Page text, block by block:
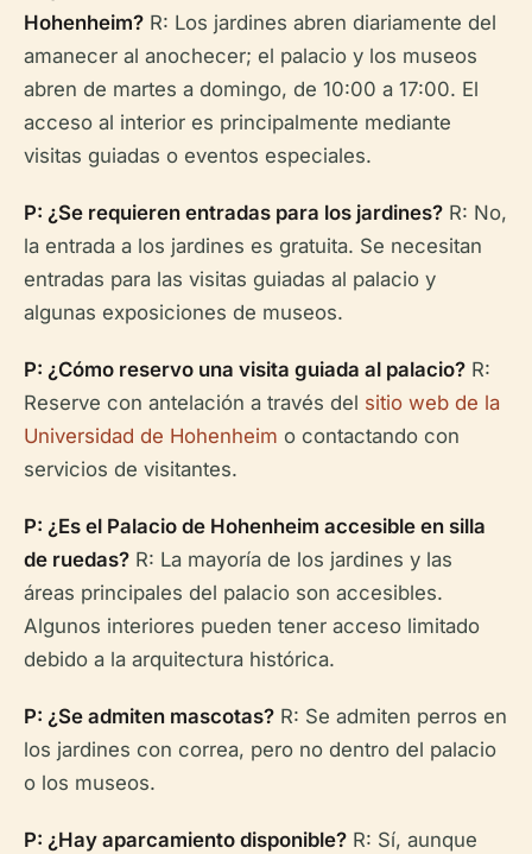
Hohenheim? R: Los jardines abren diariamente del
amanecer al anochecer; el palacio y los museos
abren de martes a domingo, de 10:00 a 17:00. El
acceso al interior es principalmente mediante
visitas guiadas o eventos especiales.
P: ¿Se requieren entradas para los jardines? R: No,
la entrada a los jardines es gratuita. Se necesitan
entradas para las visitas guiadas al palacio y
algunas exposiciones de museos.
P: ¿Cómo reservo una visita guiada al palacio? R:
Reserve con antelación a través del sitio web de la
Universidad de Hohenheim o contactando con
servicios de visitantes.
P: ¿Es el Palacio de Hohenheim accesible en silla
de ruedas? R: La mayoría de los jardines y las
áreas principales del palacio son accesibles.
Algunos interiores pueden tener acceso limitado
debido a la arquitectura histórica.
P: ¿Se admiten mascotas? R: Se admiten perros en
los jardines con correa, pero no dentro del palacio
o los museos.
P: ¿Hay aparcamiento disponible? R: Sí, aunque